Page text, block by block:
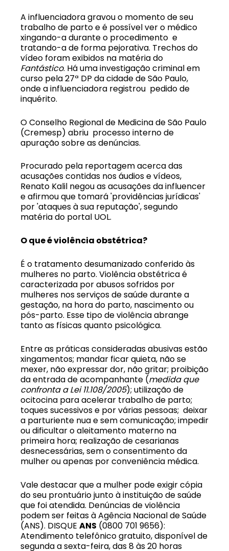
A influenciadora gravou o momento de seu
trabalho de parto e é possível ver o médico
xingando-a durante o procedimento e
tratando-a de forma pejorativa. Trechos do
vídeo foram exibidos na matéria do
Fantástico. Há uma investigação criminal em
curso pela 27ª DP da cidade de São Paulo,
onde a influenciadora registrou pedido de
inquérito.
O Conselho Regional de Medicina de São Paulo
(Cremesp) abriu processo interno de
apuração sobre as denúncias.
Procurado pela reportagem acerca das
acusações contidas nos áudios e vídeos,
Renato Kalil negou as acusações da influencer
e afirmou que tomará 'providências jurídicas'
por 'ataques à sua reputação', segundo
matéria do portal UOL.
O que é violência obstétrica?
É o tratamento desumanizado conferido às
mulheres no parto. Violência obstétricaé
caracterizada porabusos sofridos por
mulheres nos serviços de saúde durante a
gestação, na hora do parto, nascimento ou
pós-parto. Esse tipo de violência abrange
tanto as físicas quanto psicológica.
Entre as práticas consideradas abusivas estão
xingamentos; mandar ficar quieta, não se
mexer, não expressar dor, não gritar; proibição
da entrada de acompanhante (medida que
confronta a Lei 11.108/2005); utilização de
ocitocina para acelerar trabalho de parto;
toques sucessivos e por várias pessoas; deixar
a parturiente nua e sem comunicação; impedir
ou dificultar o aleitamento materno na
primeira hora; realização de cesarianas
desnecessárias, sem o consentimento da
mulher ou apenas por conveniência médica.
Vale destacar que a mulher pode exigir cópia
do seu prontuário junto à instituição de saúde
que foi atendida. Denúncias de violência
podem ser feitas à Agência Nacional de Saúde
(ANS). DISQUE ANS (0800 701 9656):
Atendimento telefônico gratuito, disponível de
segunda a sexta-feira, das 8 às 20 horas